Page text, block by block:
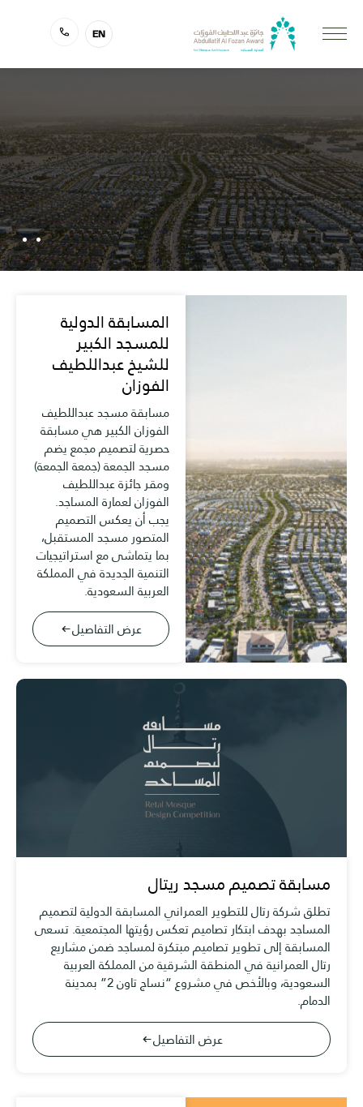
EN
المسابقات
المسابقة الدولية
للمسجد الكبير
للشيخ عبداللطيف
الفوزان
مسابقة مسجد عبداللطيف
الفوزان الكبير هي مسابقة
حصرية لتصميم مجمع يضم
مسجد الجمعة (جمعة الجمعة)
ومقر جائزة عبداللطيف
الفوزان لعمارة المساجد.
يجب أن يعكس التصميم
المتصور مسجد المستقبل،
بما يتماشى مع استراتيجيات
التنمية الجديدة في المملكة
العربية السعودية.
عرض التفاصيل
مسابقة تصميم مسجد ريتال
تطلق شركة رتال للتطوير العمراني المسابقة الدولية لتصميم
المساجد بهدف ابتكار تصاميم تعكس رؤيتها المجتمعية. تسعى
المسابقة إلى تطوير تصاميم مبتكرة لمساجد ضمن مشاريع
رتال العمرانية في المنطقة الشرقية من المملكة العربية
السعودية، وبالأخص في مشروع “نساج تاون 2” بمدينة
الدمام.
عرض التفاصيل